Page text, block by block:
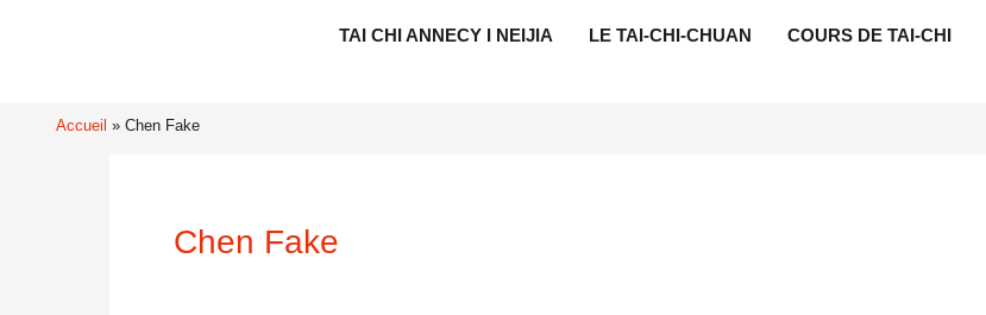
TAI CHI ANNECY I NEIJIA LE TAI-CHI-CHUAN COURS DE TAI-CHI
Accueil Chen Fake
Chen Fake